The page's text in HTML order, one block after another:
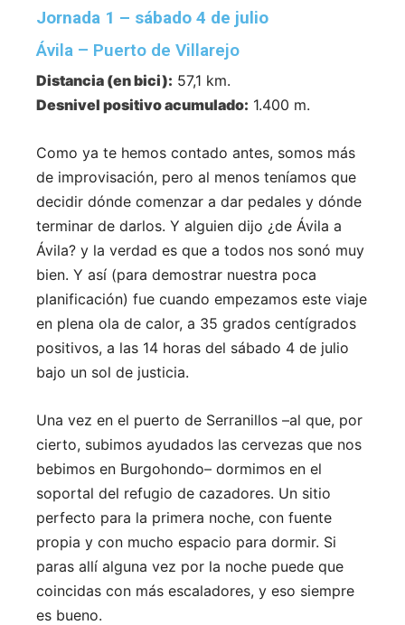
Jornada 1 – sábado 4 de julio
Ávila – Puerto de Villarejo
Distancia (en bici): 57,1 km.
Desnivel positivo acumulado: 1.400 m.
Como ya te hemos contado antes, somos más
de improvisación, pero al menos teníamos que
decidir dónde comenzar a dar pedales y dónde
terminar de darlos. Y alguien dijo ¿de Ávila a
Ávila? y la verdad es que a todos nos sonó muy
bien. Y así (para demostrar nuestra poca
planificación) fue cuando empezamos este viaje
en plena ola de calor, a 35 grados centígrados
positivos, a las 14 horas del sábado 4 de julio
bajo un sol de justicia.
Una vez en el puerto de Serranillos –al que, por
cierto, subimos ayudados las cervezas que nos
bebimos en Burgohondo– dormimos en el
soportal del refugio de cazadores. Un sitio
perfecto para la primera noche, con fuente
propia y con mucho espacio para dormir. Si
paras allí alguna vez por la noche puede que
coincidas con más escaladores, y eso siempre
es bueno.